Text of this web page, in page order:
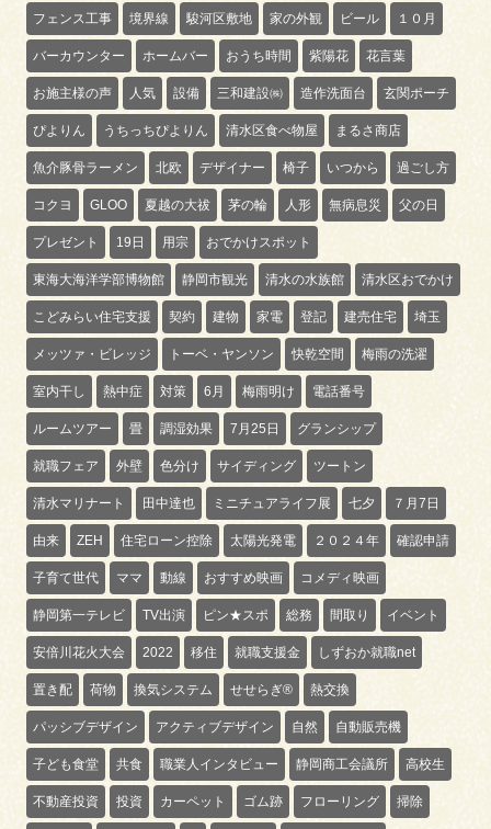
フェンス工事 境界線 駿河区敷地 家の外観 ビール １０月
バーカウンター ホームバー おうち時間 紫陽花 花言葉
お施主様の声 人気 設備 三和建設㈱ 造作洗面台 玄関ポーチ
ぴよりん うちっちぴよりん 清水区食べ物屋 まるさ商店
魚介豚骨ラーメン 北欧 デザイナー 椅子 いつから 過ごし方
コクヨ GLOO 夏越の大祓 茅の輪 人形 無病息災 父の日
プレゼント 19日 用宗 おでかけスポット
東海大海洋学部博物館 静岡市観光 清水の水族館 清水区おでかけ
こどみらい住宅支援 契約 建物 家電 登記 建売住宅 埼玉
メッツァ・ビレッジ トーベ・ヤンソン 快乾空間 梅雨の洗濯
室内干し 熱中症 対策 6月 梅雨明け 電話番号
ルームツアー 畳 調湿効果 7月25日 グランシップ
就職フェア 外壁 色分け サイディング ツートン
清水マリナート 田中達也 ミニチュアライフ展 七夕 ７月7日
由来 ZEH 住宅ローン控除 太陽光発電 ２０２４年 確認申請
子育て世代 ママ 動線 おすすめ映画 コメディ映画
静岡第一テレビ TV出演 ピン★スポ 総務 間取り イベント
安倍川花火大会 2022 移住 就職支援金 しずおか就職net
置き配 荷物 換気システム せせらぎ® 熱交換
パッシブデザイン アクティブデザイン 自然 自動販売機
子ども食堂 共食 職業人インタビュー 静岡商工会議所 高校生
不動産投資 投資 カーペット ゴム跡 フローリング 掃除